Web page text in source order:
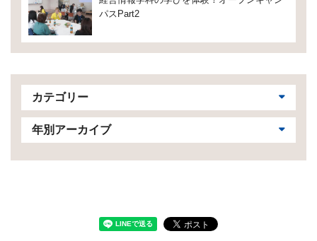
パスPart2
カテゴリー
年別アーカイブ